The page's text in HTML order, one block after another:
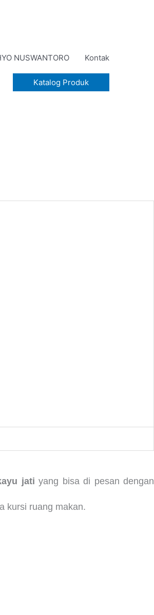
NUSWANTORO Kontak
Katalog Produk
jatiyang bisa di pesan dengan
kursi ruang makan.